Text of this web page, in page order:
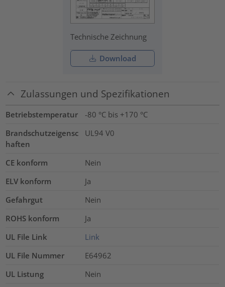
Technische Zeichnung
Download
Zulassungen und Spezifikationen
Betriebstemperatur
-80 °C bis +170 °C
Brandschutzeigensc
haften
UL94 V0
CE konform
Nein
ELV konform
Ja
Gefahrgut
Nein
ROHS konform
Ja
UL File Link
Link
UL File Nummer
E64962
UL Listung
Nein